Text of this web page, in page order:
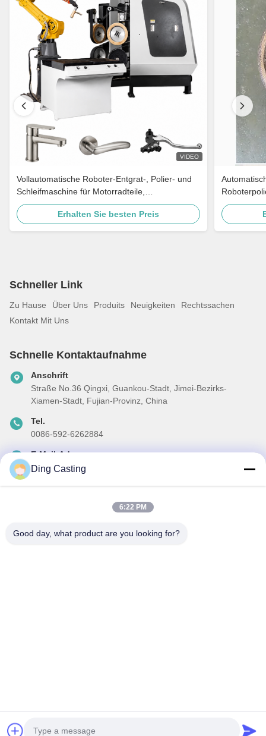
VIDEO
Vollautomatische Roboter-Entgrat-, Polier- und
Schleifmaschine für Motorradteile,
Messingarmaturen, Türgriffe
Erhalten Sie besten Preis
Schneller Link
Zu Hause Über Uns Produits Neuigkeiten
Rechtssachen
Kontakt Mit Uns
Schnelle Kontaktaufnahme
Anschrift
Straße No.36 Qingxi, Guankou-Stadt, Jimei-Bezirks-
Xiamen-Stadt, Fujian-Provinz, China
Tel.
0086-592-6262884
E-Mail-Adresse
dzivy@idzxm.cn
Abonnieren Sie unseren Newsletter für Rabatte und mehr.
Ding Casting
6:22 PM
Good day, what product are you looking for?